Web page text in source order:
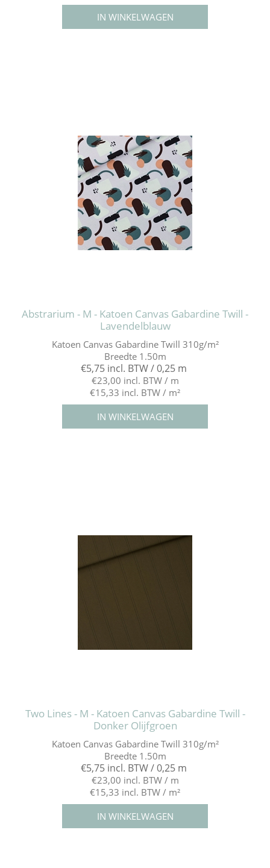
Abstrarium - M - Katoen Canvas Gabardine Twill -
Lavendelblauw
Katoen Canvas Gabardine Twill 310g/m²
Breedte 1.50m
€5,75 incl. BTW / 0,25 m
€23,00 incl. BTW / m
€15,33 incl. BTW / m²
Two Lines - M - Katoen Canvas Gabardine Twill -
Donker Olijfgroen
Katoen Canvas Gabardine Twill 310g/m²
Breedte 1.50m
€5,75 incl. BTW / 0,25 m
€23,00 incl. BTW / m
€15,33 incl. BTW / m²